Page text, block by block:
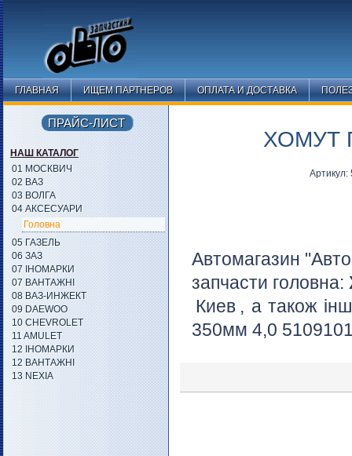
ГЛАВНАЯ ИЩЕМ ПАРТНЕРОВ ОПЛАТА И ДОСТАВКА
ХОМУТ
Автомагазин
запчасти головна:
Киев , а також
350мм 4,0
ПРАЙС-ЛИСТ
НАШ КАТАЛОГ
01 МОСКВИЧ
02 ВАЗ
03 ВОЛГА
04 АКСЕСУАРИ
Головна
05 ГАЗЕЛЬ
06 ЗАЗ
07 ІНОМАРКИ
07 ВАНТАЖНІ
08 ВАЗ-ИНЖЕКТ
09 DAEWOO
10 CHEVROLET
11 AMULET
12 ІНОМАРКИ
12 ВАНТАЖНІ
13 NEXIA